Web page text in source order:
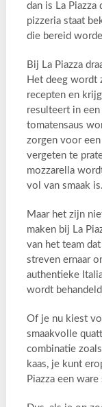
dan is La
pizzeria staat
die bereid
Bij La Piazza
Het deeg wordt
recepten en
resulteert in
tomatensaus
zorgen voor
vergeten te
mozzarella
vol van smaak is.
Maar het zijn
maken bij La
van het team
streven ernaar
authentieke
wordt
Of je nu kiest
smaakvolle
combinatie
kaas, je kunt
Piazza een